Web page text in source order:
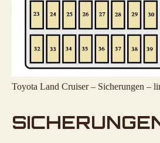
Toyota Land Cruiser – Sicherungen –